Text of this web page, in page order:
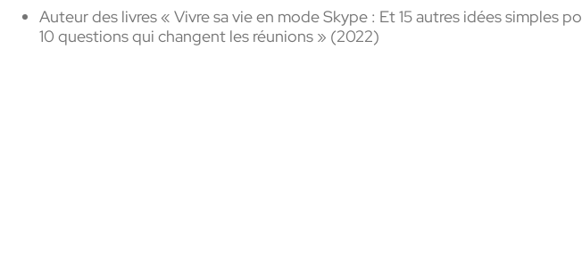
Auteur des livres « Vivre sa vie en mode Skype : Et 15 autres idées
10 questions qui changent les réunions » (2022)